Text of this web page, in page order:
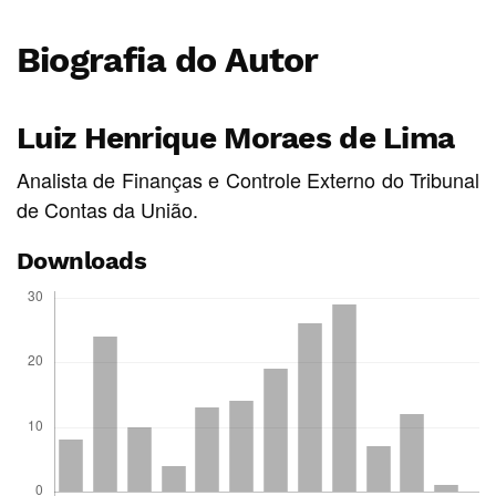
Biografia do Autor
Luiz Henrique Moraes de Lima
Analista de Finanças e Controle Externo do Tribunal
de Contas da União.
Downloads